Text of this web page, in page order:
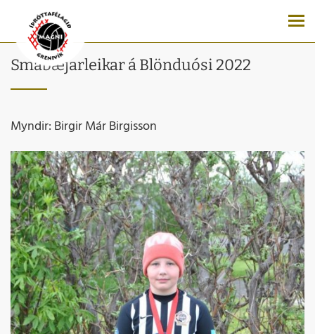
Smábæjarleikar á Blönduósi 2022
Myndir: Birgir Már Birgisson